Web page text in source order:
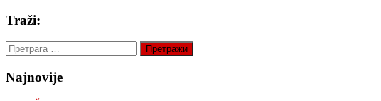
Traži:
Претрага
за:
Najnovije